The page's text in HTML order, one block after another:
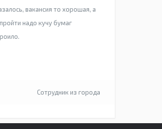
вакансия то хорошая, а
надо кучу бумаг
Сотрудник из города